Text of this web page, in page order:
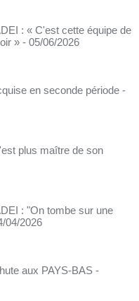
: « C'est cette équipe de
» - 05/06/2026
en seconde période -
plus maître de son
: "On tombe sur une
04/2026
aux PAYS-BAS -